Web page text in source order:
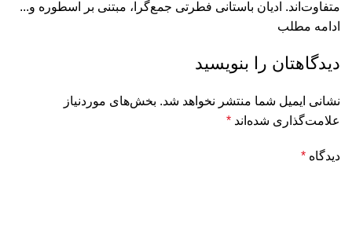
متفاوت‌اند. ادیان باستانی فطرتی جمع‌گرا، مبتنی بر اسطوره و...
ادامه مطلب
دیدگاهتان را بنویسید
نشانی ایمیل شما منتشر نخواهد شد. بخش‌های موردنیاز
علامت‌گذاری شده‌اند *
دیدگاه *